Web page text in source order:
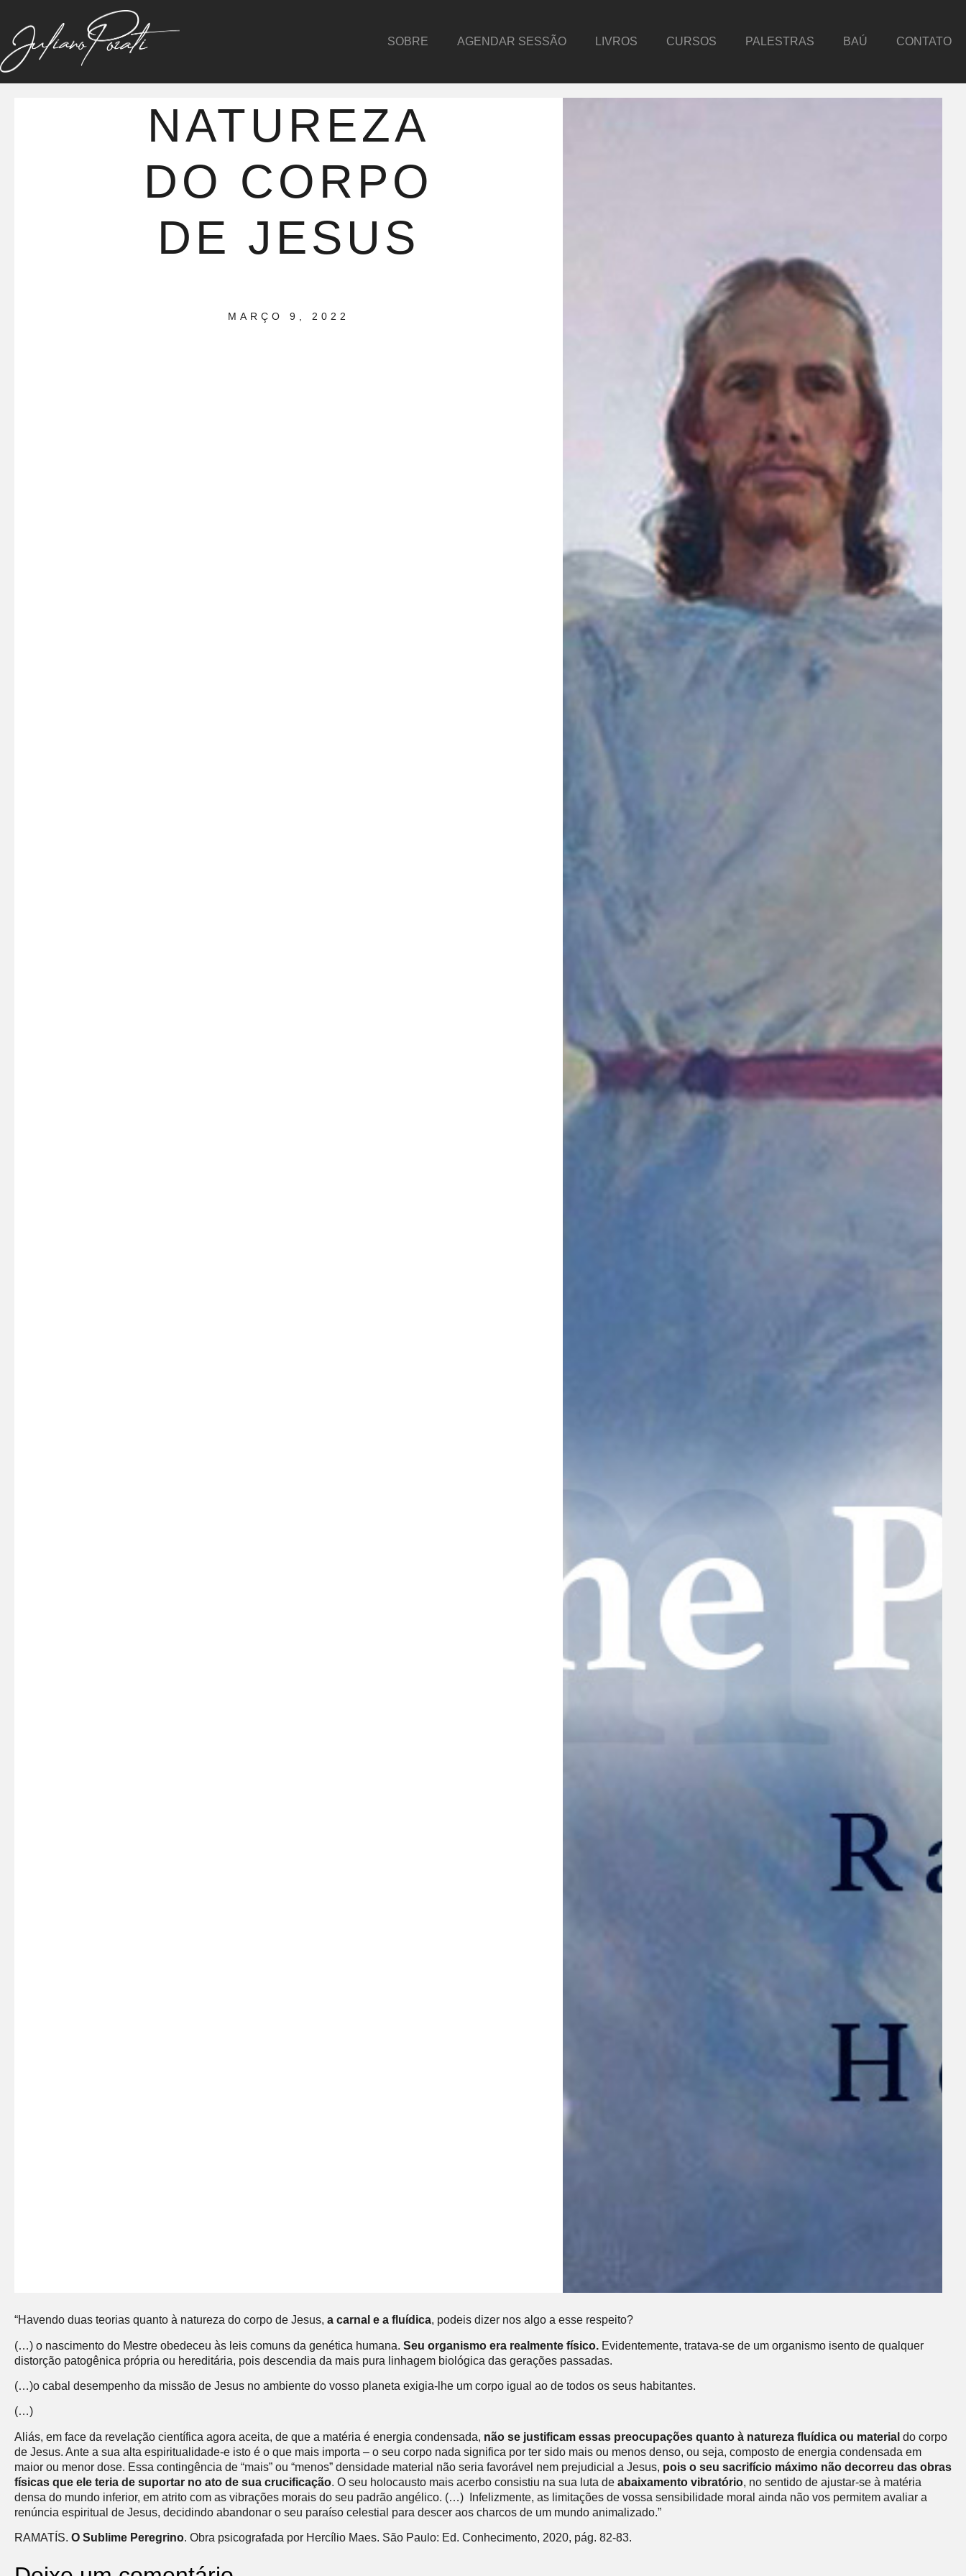
SOBRE AGENDAR SESSÃO LIVROS CURSOS PALESTRAS BAÚ CONTATO
NATUREZA
DO CORPO
DE JESUS
MARÇO 9, 2022
“Havendo duas teorias quanto à natureza do corpo de Jesus, a carnal e a fluídica, podeis dizer nos algo a esse respeito?
(…) o nascimento do Mestre obedeceu às leis comuns da genética humana. Seu organismo era realmente físico. Evidentemente, tratava-se de um organismo isento de qualquer
distorção patogênica própria ou hereditária, pois descendia da mais pura linhagem biológica das gerações passadas.
(…)o cabal desempenho da missão de Jesus no ambiente do vosso planeta exigia-lhe um corpo igual ao de todos os seus habitantes.
(…)
Aliás, em face da revelação científica agora aceita, de que a matéria é energia condensada, não se justificam essas preocupações quanto à natureza fluídica ou material do corpo
de Jesus. Ante a sua alta espiritualidade-e isto é o que mais importa – o seu corpo nada significa por ter sido mais ou menos denso, ou seja, composto de energia condensada em
maior ou menor dose. Essa contingência de “mais” ou “menos” densidade material não seria favorável nem prejudicial a Jesus, pois o seu sacrifício máximo não decorreu das obras
físicas que ele teria de suportar no ato de sua crucificação. O seu holocausto mais acerbo consistiu na sua luta de abaixamento vibratório, no sentido de ajustar-se à matéria
densa do mundo inferior, em atrito com as vibrações morais do seu padrão angélico. (…) Infelizmente, as limitações de vossa sensibilidade moral ainda não vos permitem avaliar a
renúncia espiritual de Jesus, decidindo abandonar o seu paraíso celestial para descer aos charcos de um mundo animalizado.”
RAMATÍS. O Sublime Peregrino. Obra psicografada por Hercílio Maes. São Paulo: Ed. Conhecimento, 2020, pág. 82-83.